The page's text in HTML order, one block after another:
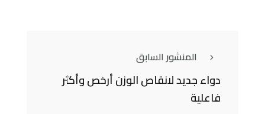
المنشور السابق
دواء جديد لانقاص الوزن أرخص وأكثر
فاعلية